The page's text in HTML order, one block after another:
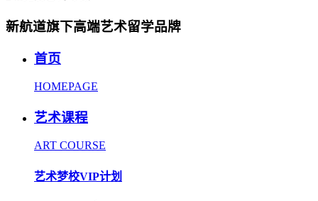
新航道旗下高端艺术留学品牌
首页
HOMEPAGE
艺术课程
ART COURSE
艺术梦校VIP计划